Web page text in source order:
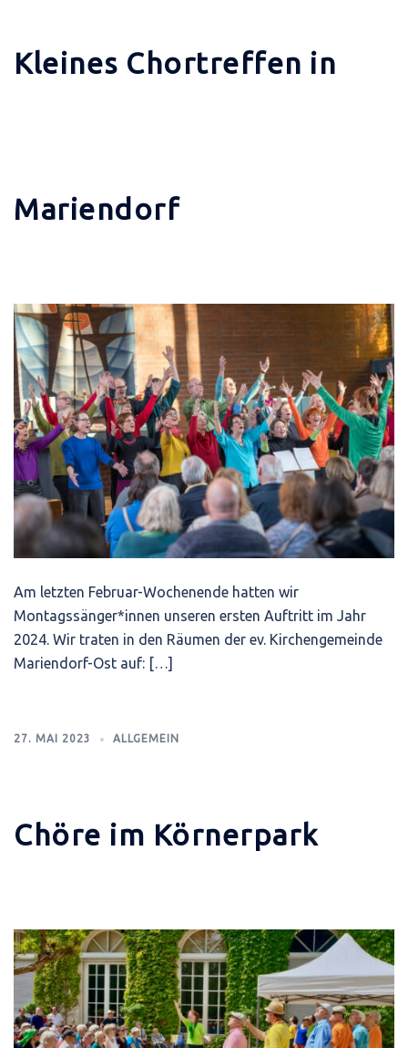
Kleines Chortreffen in
Mariendorf
Am letzten Februar-Wochenende hatten wir
Montagssänger*innen unseren ersten Auftritt im Jahr
2024. Wir traten in den Räumen der ev. Kirchengemeinde
Mariendorf-Ost auf: […]
27. MAI 2023 ALLGEMEIN
Chöre im Körnerpark